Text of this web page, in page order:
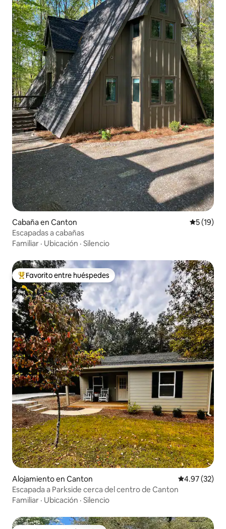
Cabaña en Canton
5 (19)
Escapadas a cabañas
Familiar · Ubicación · Silencio
Favorito entre huéspedes preferido
Favorito entre huéspedes
Alojamiento en Canton Calificación
4.97 (32)
Escapada a Parkside cerca del centro de Canton
Familiar · Ubicación · Silencio